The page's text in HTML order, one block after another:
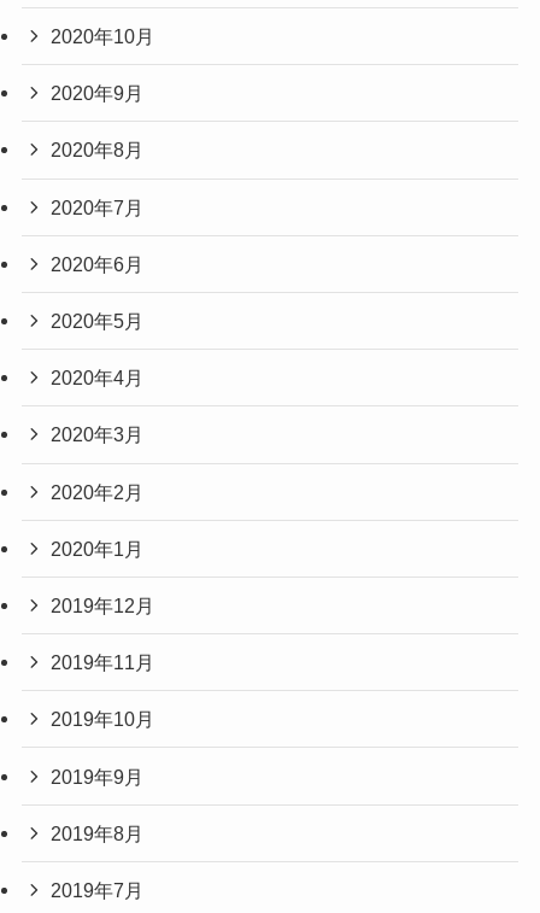
2020年10月
2020年9月
2020年8月
2020年7月
2020年6月
2020年5月
2020年4月
2020年3月
2020年2月
2020年1月
2019年12月
2019年11月
2019年10月
2019年9月
2019年8月
2019年7月